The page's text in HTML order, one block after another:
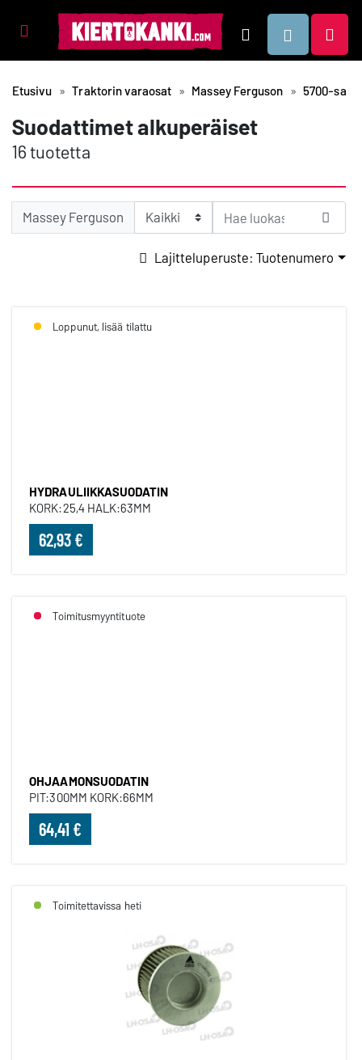
Tuotealueet Hae
Etusivu Traktorin varaosat Massey Ferguson 5700-sarja
Suodattimet alkuperäiset
16 tuotetta
Massey Ferguson
Lajitteluperuste: Tuotenumero
Loppunut, lisää tilattu
HYDRAULIIKKASUODATIN
KORK:25,4 HALK:63MM
62,93 €
Toimitusmyyntituote
OHJAAMONSUODATIN
PIT:300MM KORK:66MM
64,41 €
Toimitettavissa heti